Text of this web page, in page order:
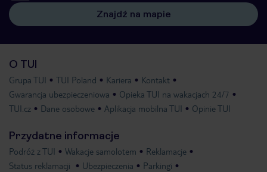
Znajdź na mapie
O TUI
Grupa TUI TUI Poland Kariera
Kontakt
Gwarancja ubezpieczeniowa
Opieka TUI na wakacjach 24/7
TUI.cz
Dane osobowe Aplikacja mobilna TUI Opinie TUI
Przydatne informacje
Podróż z TUI Wakacje samolotem
Reklamacje
Status reklamacji
Ubezpieczenia
Parkingi